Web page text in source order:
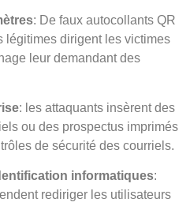
: De faux autocollants QR
légitimes dirigent les victimes
leur demandant des
: les attaquants insèrent des
ou des prospectus imprimés
de sécurité des courriels.
informatiques:
rediriger les utilisateurs